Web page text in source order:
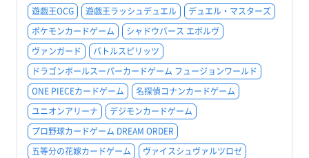
遊戯王OCG 遊戯王ラッシュデュエル
デュエル・マスターズ
ポケモンカードゲーム
シャドウバース エボルヴ
ヴァンガード
バトルスピリッツ
ドラゴンボールスーパーカードゲーム フュージョンワールド
ONE PIECEカードゲーム
名探偵コナンカードゲーム
ユニオンアリーナ
デジモンカードゲーム
プロ野球カードゲーム DREAM ORDER
五等分の花嫁カードゲーム
ヴァイスシュヴァルツロゼ